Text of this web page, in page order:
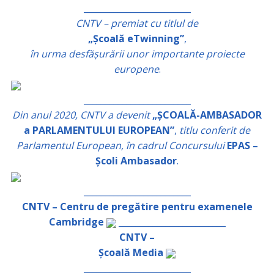
CNTV – premiat cu titlul de
„Școală eTwinning”,
în urma desfășurării unor importante proiecte
europene.
Din anul 2020, CNTV a devenit „ȘCOALĂ-AMBASADOR
a PARLAMENTULUI EUROPEAN”, titlu conferit de
Parlamentul European, în cadrul Concursului EPAS –
Școli Ambasador.
CNTV – Centru de pregătire pentru examenele
Cambridge
_________________________
CNTV –
Școală Media